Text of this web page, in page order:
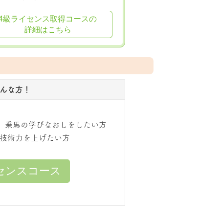
級ライセンス取得コースの
詳細はこちら
な方！
乗馬の学びなおしをしたい方
術力を上げたい方
ンスコース